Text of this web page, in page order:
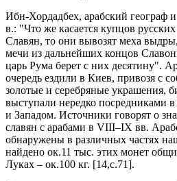
Ибн-Хордадбех, арабский географ
в.: "Что же касается купцов
Славян, то они вывозят меха
мечи из дальнейших концов
царь Рума берет с них десятину".
очередь ездили в Киев, привозя с
золотые и серебряные украшения,
выступали нередко посредниками
и Западом. Источники говорят о
славян с арабами в VIII–IX вв.
обнаружены в различных частях
найдено ок.11 тыс. этих монет
Луках – ок.100 кг. [14,c.71].